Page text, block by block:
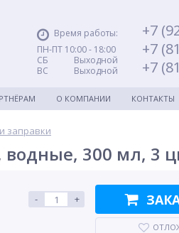
Время работы:
ПН-ПТ 10:00 - 18:00
СБ Выходной
ВС Выходной
+7
+7
+7
О КОМПАНИИ КОНТАКТЫ
заправки
водные, 300 мл, 3
- +